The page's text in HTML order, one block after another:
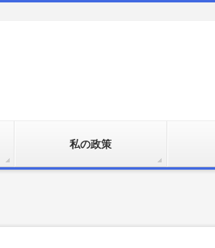
私の政策